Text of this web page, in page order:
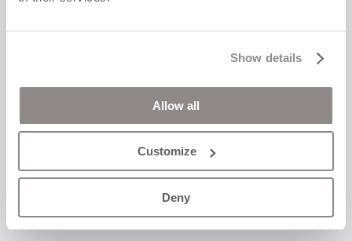
Show details
Allow all
Customize
Deny